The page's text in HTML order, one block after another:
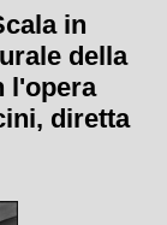
in
della
l'opera
diretta